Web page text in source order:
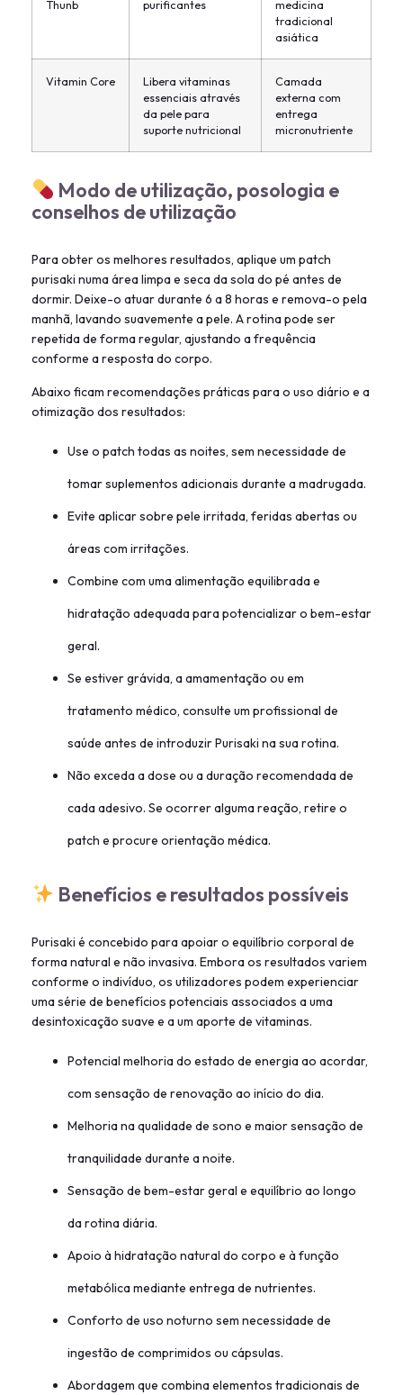
Thunb purificantes
medicina
tradicional
asiática
Vitamin Core
Libera vitaminas
essenciais através
da pele para
suporte nutricional
Camada
externa com
entrega
micronutriente
Modo de utilização, posologia e
conselhos de utilização
Para obter os melhores resultados, aplique um patch
purisaki numa área limpa e seca da sola do pé antes de
dormir. Deixe-o atuar durante 6 a 8 horas e remova-o pela
manhã, lavando suavemente a pele. A rotina pode ser
repetida de forma regular, ajustando a frequência
conforme a resposta do corpo.
Abaixo ficam recomendações práticas para o uso diário e a
otimização dos resultados:
Use o patch todas as noites, sem necessidade de
tomar suplementos adicionais durante a madrugada.
Evite aplicar sobre pele irritada, feridas abertas ou
áreas com irritações.
Combine com uma alimentação equilibrada e
hidratação adequada para potencializar o bem-estar
geral.
Se estiver grávida, a amamentação ou em
tratamento médico, consulte um profissional de
saúde antes de introduzir Purisaki na sua rotina.
Não exceda a dose ou a duração recomendada de
cada adesivo. Se ocorrer alguma reação, retire o
patch e procure orientação médica.
Benefícios e resultados possíveis
Purisaki é concebido para apoiar o equilíbrio corporal de
forma natural e não invasiva. Embora os resultados variem
conforme o indivíduo, os utilizadores podem experienciar
uma série de benefícios potenciais associados a uma
desintoxicação suave e a um aporte de vitaminas.
Potencial melhoria do estado de energia ao acordar,
com sensação de renovação ao início do dia.
Melhoria na qualidade de sono e maior sensação de
tranquilidade durante a noite.
Sensação de bem-estar geral e equilíbrio ao longo
da rotina diária.
Apoio à hidratação natural do corpo e à função
metabólica mediante entrega de nutrientes.
Conforto de uso noturno sem necessidade de
ingestão de comprimidos ou cápsulas.
Abordagem que combina elementos tradicionais de